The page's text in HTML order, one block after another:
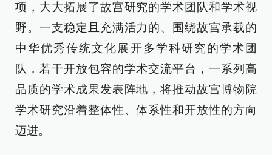
项，大大拓展了故宫研究的学术团队和学术视
野。一支稳定且充满活力的、围绕故宫承载的
中华优秀传统文化展开多学科研究的学术团
队，若干开放包容的学术交流平台，一系列高
品质的学术成果发表阵地，将推动故宫博物院
学术研究沿着整体性、体系性和开放性的方向
迈进。